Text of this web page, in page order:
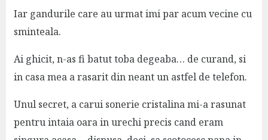
Iar gandurile care au urmat imi par acum vecine cu
sminteala.
Ai ghicit, n-as fi batut toba degeaba… de curand, si
in casa mea a rasarit din neant un astfel de telefon.
Unul secret, a carui sonerie cristalina mi-a rasunat
pentru intaia oara in urechi precis cand eram